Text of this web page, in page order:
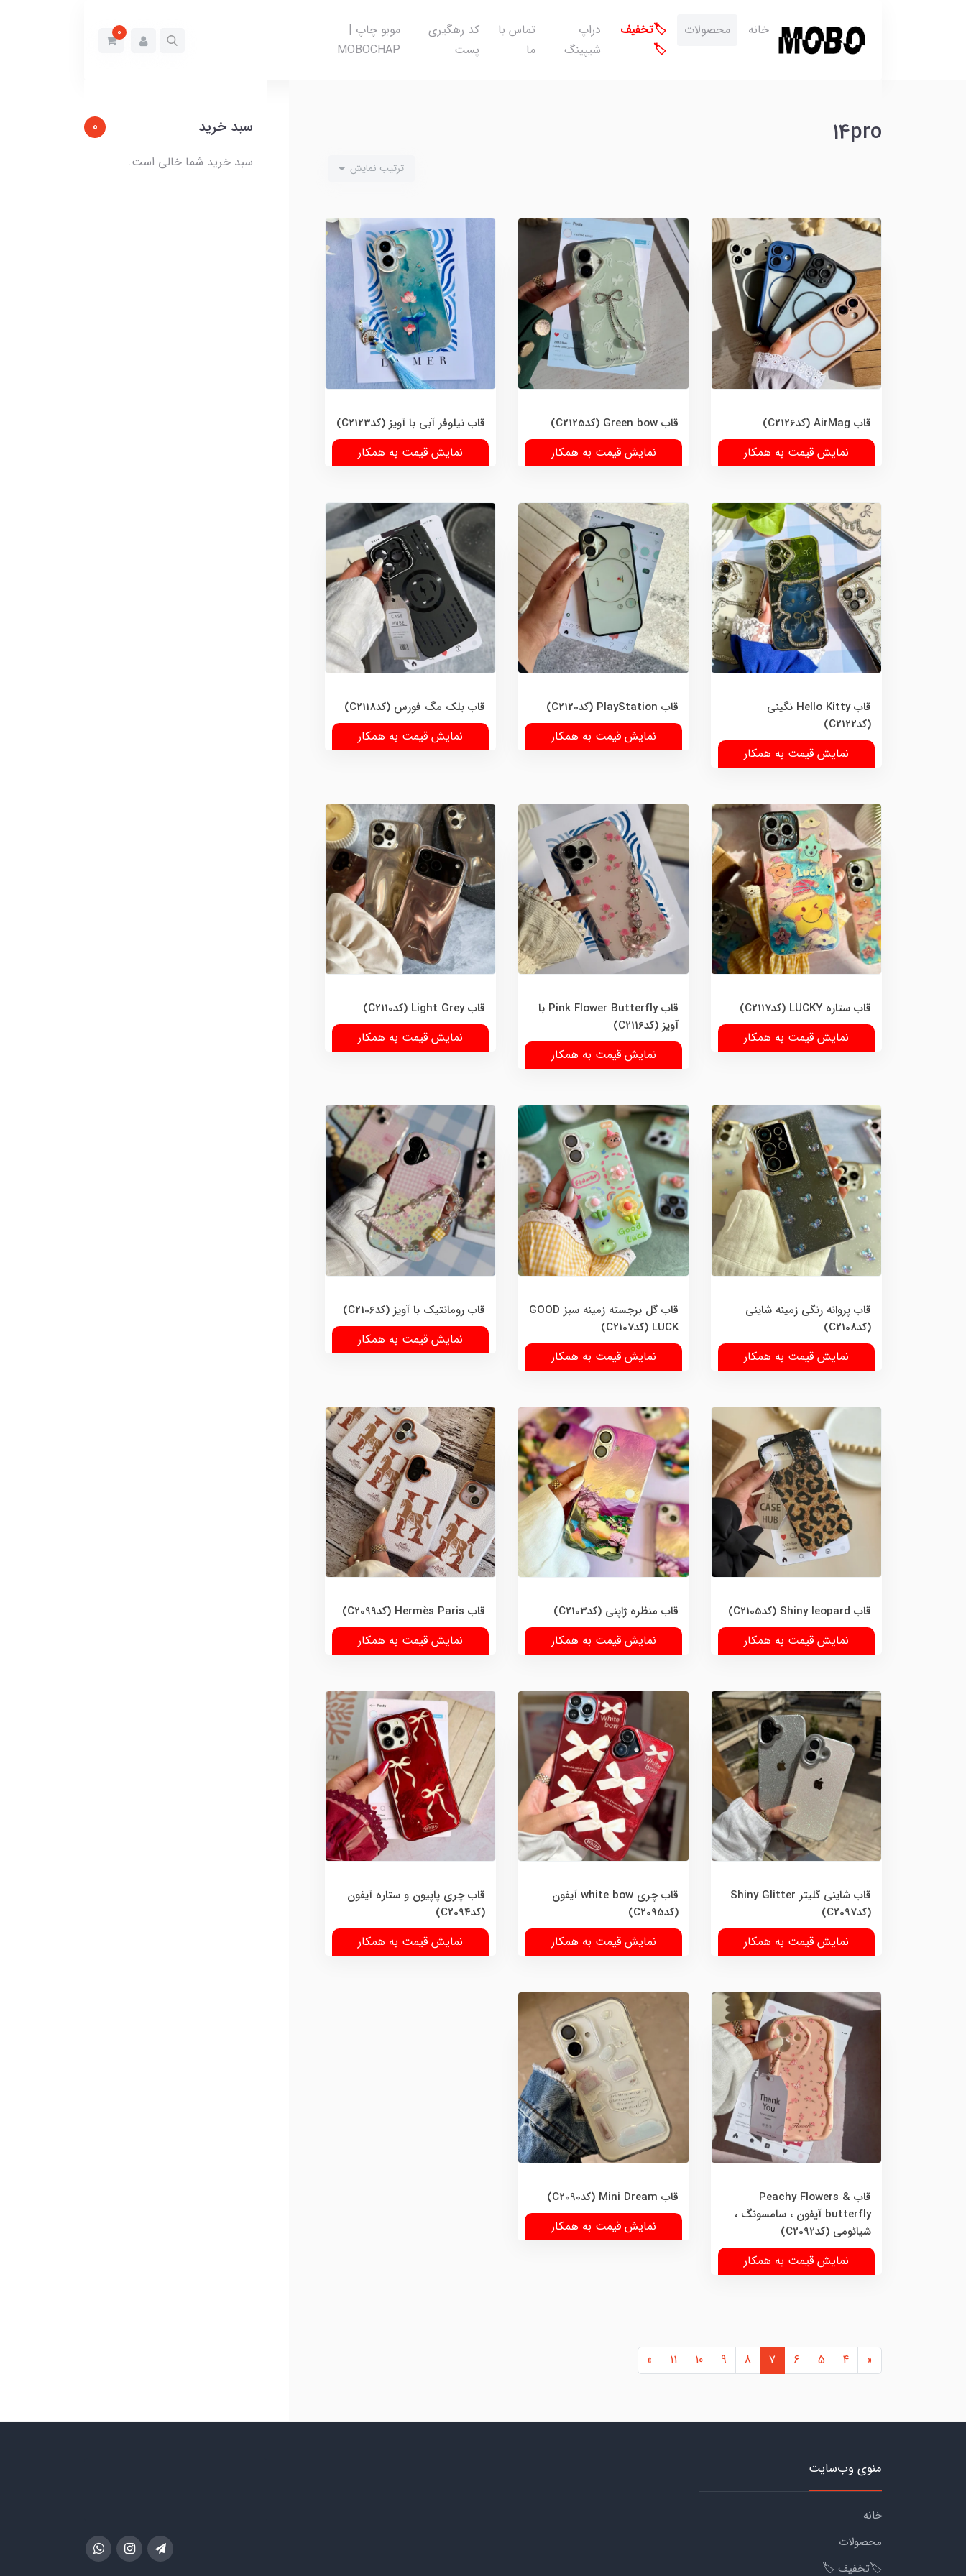
خانه محصولات
🏷️تخفیف
🏷️
دراپ
شیپینگ
تماس با
ما
کد رهگیری
پست
موبو چاپ |
MOBOCHAP
0
14pro
ترتیب نمایش
قاب AirMag (کدC2126)
نمایش قیمت به همکار
قاب Green bow (کدC2125)
نمایش قیمت به همکار
قاب نیلوفر آبی با آویز (کدC2123)
نمایش قیمت به همکار
قاب Hello Kitty نگینی
(کدC2122)
نمایش قیمت به همکار
قاب PlayStation (کدC2120)
نمایش قیمت به همکار
قاب بلک مگ فورس (کدC2118)
نمایش قیمت به همکار
قاب ستاره LUCKY (کدC2117)
نمایش قیمت به همکار
قاب Pink Flower Butterfly با
آویز (کدC2116)
نمایش قیمت به همکار
قاب Light Grey (کدC2110)
نمایش قیمت به همکار
قاب پروانه رنگی زمینه شاینی
(کدC2108)
نمایش قیمت به همکار
قاب گل برجسته زمینه سبز GOOD
LUCK (کدC2107)
نمایش قیمت به همکار
قاب رومانتیک با آویز (کدC2106)
نمایش قیمت به همکار
قاب Shiny leopard (کدC2105)
نمایش قیمت به همکار
قاب منظره ژاپنی (کدC2103)
نمایش قیمت به همکار
قاب Hermès Paris (کدC2099)
نمایش قیمت به همکار
قاب شاینی گلیتر Shiny Glitter
(کدC2097)
نمایش قیمت به همکار
قاب چری white bow آیفون
(کدC2095)
نمایش قیمت به همکار
قاب چری پاپیون و ستاره آیفون
(کدC2094)
نمایش قیمت به همکار
قاب Peachy Flowers &
butterfly آیفون ، سامسونگ ،
شیائومی (کدC2092)
نمایش قیمت به همکار
قاب Mini Dream (کدC2090)
نمایش قیمت به همکار
«
4
5
6
7
8
9
10
11
»
سبد خرید
0
سبد خرید شما خالی است.
منوی وب‌سایت
خانه
محصولات
🏷️تخفیف 🏷️